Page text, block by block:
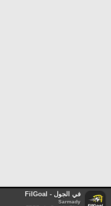
في الجول - FilGoal
Sarmady